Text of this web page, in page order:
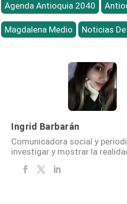
Agenda Antioquia 2040
Magdalena Medio Noticias
Ingrid Barbarán
Comunicadora social y
investigar y mostrar la